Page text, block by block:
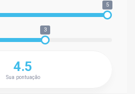
5
3
4.5
Sua pontuação